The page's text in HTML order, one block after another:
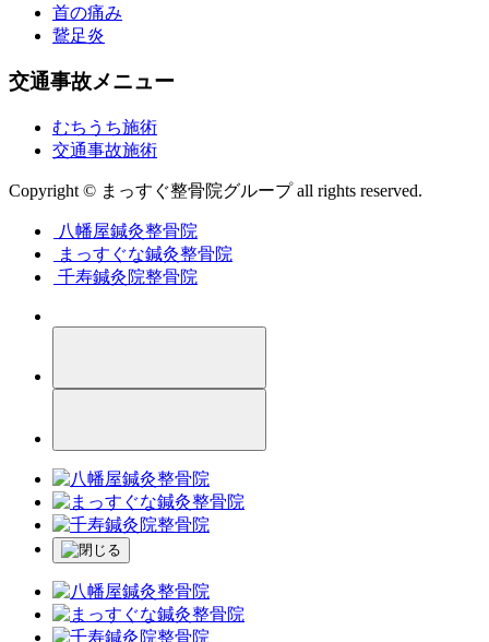
首の痛み
鵞足炎
交通事故メニュー
むちうち施術
交通事故施術
Copyright © まっすぐ整骨院グループ all rights reserved.
八幡屋鍼灸整骨院
まっすぐな鍼灸整骨院
千寿鍼灸院整骨院